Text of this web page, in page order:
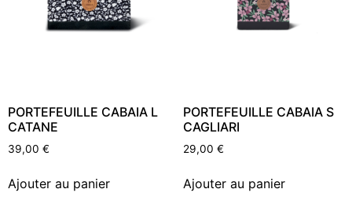
PORTEFEUILLE CABAIA L
CATANE
39,00 €
Ajouter au panier
PORTEFEUILLE CABAIA S
CAGLIARI
29,00 €
Ajouter au panier